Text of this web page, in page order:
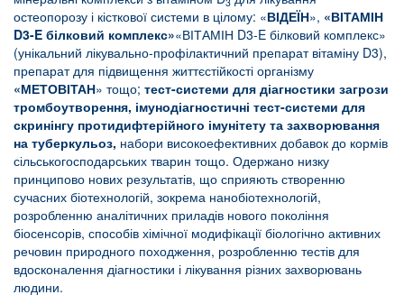
остеопорозу і кісткової системи в цілому: «ВІДЕЇН», «ВІТАМІН
D3-E білковий комплекс»«ВІТАМІН D3-E білковий комплекс»
(унікальний лікувально-профілактичний препарат вітаміну D3),
препарат для підвищення життєстійкості організму
«МЕТОВІТАН» тощо; тест-системи для діагностики загрози
тромбоутворення, імунодіагностичні тест-системи для
скринінгу протидифтерійного імунітету та захворювання
на туберкульоз, набори високоефективних добавок до кормів
сільськогосподарських тварин тощо. Одержано низку
принципово нових результатів, що сприяють створенню
сучасних біотехнологій, зокрема нанобіотехнологій,
розробленню аналітичних приладів нового покоління
біосенсорів, способів хімічної модифікації біологічно активних
речовин природного походження, розробленню тестів для
вдосконалення діагностики і лікування різних захворювань
людини.